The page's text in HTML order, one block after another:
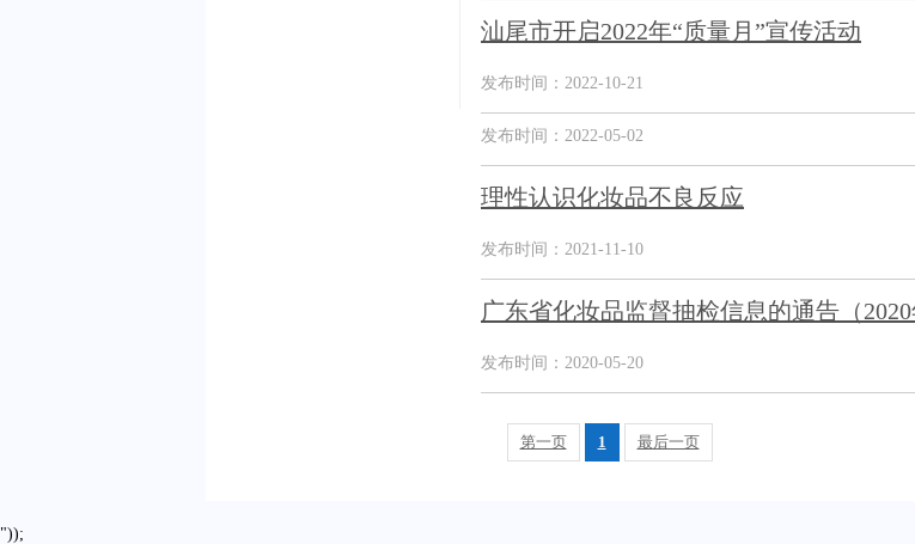
汕尾市开启2022年“质量月”宣传活动
发布时间：2022-10-21
发布时间：2022-05-02
理性认识化妆品不良反应
发布时间：2021-11-10
广东省化妆品监督抽检信息的通告（2020
发布时间：2020-05-20
第一页 1 最后一页
"));